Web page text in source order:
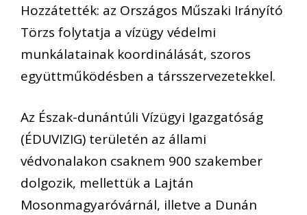
Hozzátették: az Országos Műszaki Irányító
Törzs folytatja a vízügy védelmi
munkálatainak koordinálását, szoros
együttműködésben a társszervezetekkel.
Az Észak-dunántúli Vízügyi Igazgatóság
(ÉDUVIZIG) területén az állami
védvonalakon csaknem 900 szakember
dolgozik, mellettük a Lajtán
Mosonmagyaróvárnál, illetve a Dunán